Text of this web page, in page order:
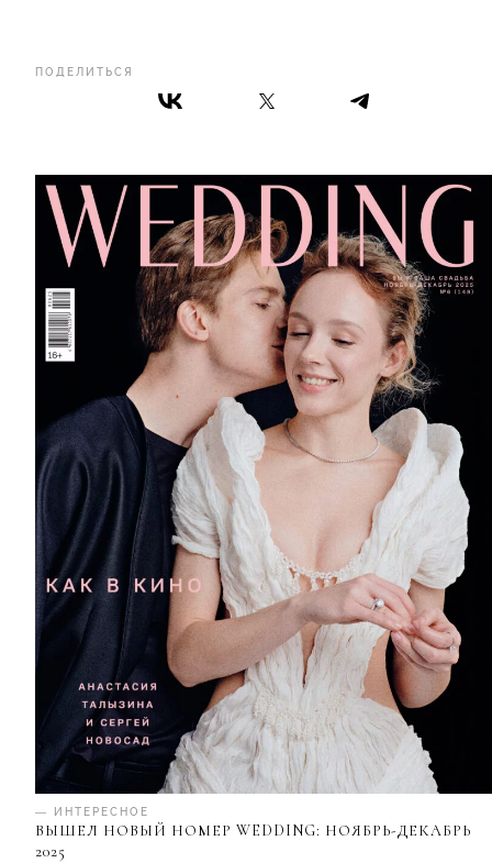
ПОДЕЛИТЬСЯ
— ИНТЕРЕСНОЕ
ВЫШЕЛ НОВЫЙ НОМЕР WEDDING: НОЯБРЬ-ДЕКАБРЬ
2025